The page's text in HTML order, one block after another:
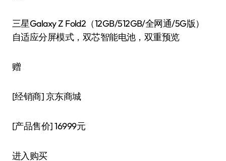
三星Galaxy Z Fold2（12GB/512GB/全网通/5G版）
自适应分屏模式，双芯智能电池，双重预览
赠
[经销商]京东商城
[产品售价]16999元
进入购买